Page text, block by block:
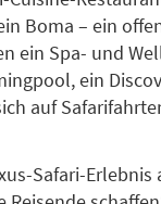
Boma – ein
ein Spa- und
ein
auf
Safari-